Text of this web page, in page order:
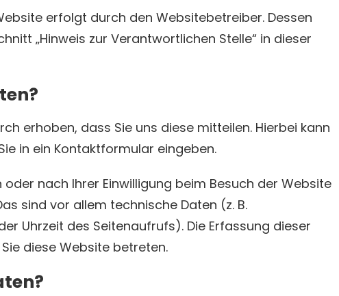
erfolgt durch den Websitebetreiber. Dessen
„Hinweis zur Verantwortlichen Stelle“ in dieser
erhoben, dass Sie uns diese mitteilen. Hierbei kann
in ein Kontaktformular eingeben.
nach Ihrer Einwilligung beim Besuch der Website
sind vor allem technische Daten (z. B.
Uhrzeit des Seitenaufrufs). Die Erfassung dieser
diese Website betreten.